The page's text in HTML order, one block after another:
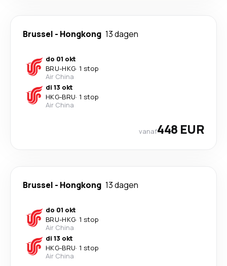
Brussel - Hongkong 13 dagen
do 01 okt
BRU-HKG· 1 stop
Air China
di 13 okt
HKG-BRU· 1 stop
Air China
vanaf448 EUR
Brussel - Hongkong 13 dagen
do 01 okt
BRU-HKG· 1 stop
Air China
di 13 okt
HKG-BRU· 1 stop
Air China